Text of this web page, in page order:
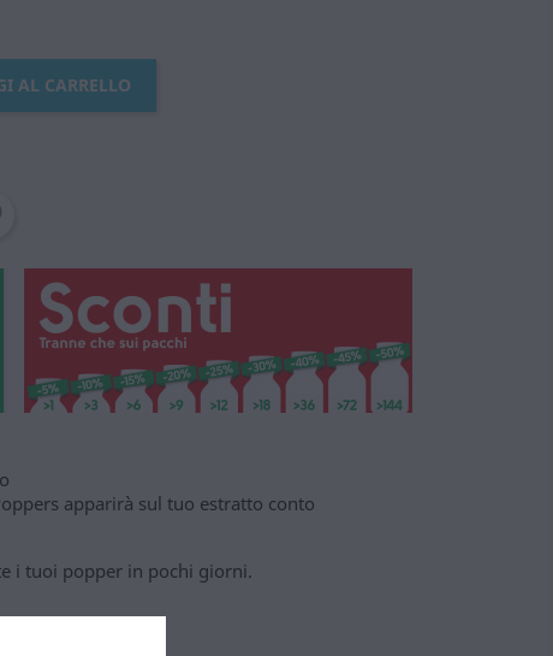
AL CARRELLO
apparirà sul tuo estratto conto
i tuoi popper in pochi giorni.